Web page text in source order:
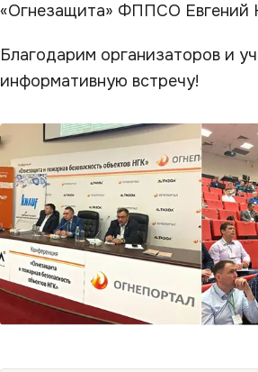
«Огнезащита» ФППСО Евгений
Благодарим организаторов и
информативную встречу!